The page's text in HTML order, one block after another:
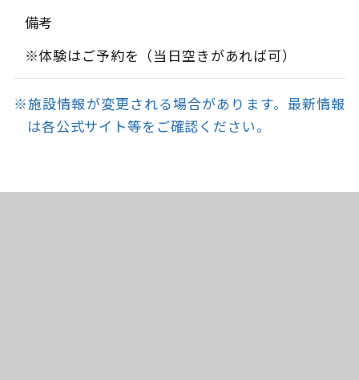
備考
※体験はご予約を（当日空きがあれば可）
※施設情報が変更される場合があります。最新情報
は各公式サイト等をご確認ください。